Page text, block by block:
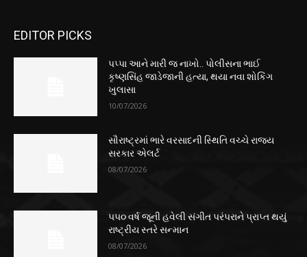
EDITOR PICKS
પપ્પા આને મારી જ નાખો.. પોલીસના ભાઈ
કૃષ્ણસિંહ જાડેજાની હત્યા, થયા નવા શોકિંગ
ખુલાસા
10/07/2026
સૌરાષ્ટ્રમાં ભારે વરસાદની સ્થિતિ વચ્ચે રાજ્ય
સરકાર એલર્ટ
08/07/2026
૫૫૦ વર્ષ જૂની હવેલી સંગીત પરંપરાને પ્રાપ્ત થયું
રાષ્ટ્રીય સ્તરે સન્માન
08/07/2026